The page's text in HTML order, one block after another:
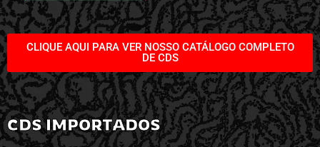
CLIQUE AQUI PARA VER NOSSO CATÁLOGO COMPLETO
DE CDS
CDS IMPORTADOS